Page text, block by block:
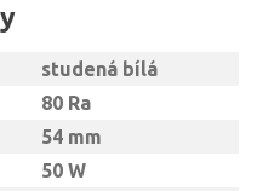
studená bílá
80 Ra
54 mm
50 W